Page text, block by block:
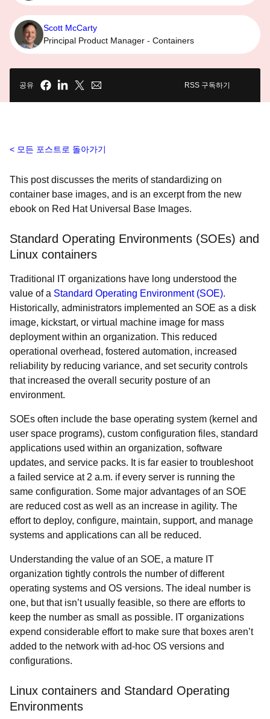
Scott McCarty
Principal Product Manager - Containers
공유 RSS 구독하기
모든 포스트로 돌아가기
This post discusses the merits of standardizing on
container base images, and is an excerpt from the new
ebook on Red Hat Universal Base Images.
Standard Operating Environments (SOEs) and
Linux containers
Traditional IT organizations have long understood the
value of a Standard Operating Environment (SOE).
Historically, administrators implemented an SOE as a disk
image, kickstart, or virtual machine image for mass
deployment within an organization. This reduced
operational overhead, fostered automation, increased
reliability by reducing variance, and set security controls
that increased the overall security posture of an
environment.
SOEs often include the base operating system (kernel and
user space programs), custom configuration files, standard
applications used within an organization, software
updates, and service packs. It is far easier to troubleshoot
a failed service at 2 a.m. if every server is running the
same configuration. Some major advantages of an SOE
are reduced cost as well as an increase in agility. The
effort to deploy, configure, maintain, support, and manage
systems and applications can all be reduced.
Understanding the value of an SOE, a mature IT
organization tightly controls the number of different
operating systems and OS versions. The ideal number is
one, but that isn’t usually feasible, so there are efforts to
keep the number as small as possible. IT organizations
expend considerable effort to make sure that boxes aren’t
added to the network with ad-hoc OS versions and
configurations.
Linux containers and Standard Operating
Environments